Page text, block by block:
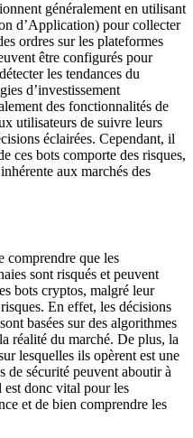
généralement en utilisant
d’Application) pour collecter
ordres sur les plateformes
être configurés pour
les tendances du
d’investissement
des fonctionnalités de
utilisateurs de suivre leurs
éclairées. Cependant, il
ces bots comporte des risques,
aux marchés des
comprendre que les
sont risqués et peuvent
bots cryptos, malgré leur
En effet, les décisions
basées sur des algorithmes
réalité du marché. De plus, la
lesquelles ils opèrent est une
de sécurité peuvent aboutir à
est donc vital pour les
et de bien comprendre les